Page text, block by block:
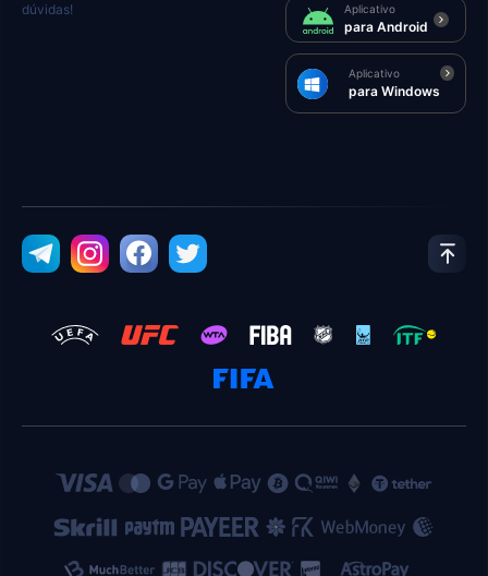
dúvidas!
Aplicativo
para Android
Aplicativo
para Windows